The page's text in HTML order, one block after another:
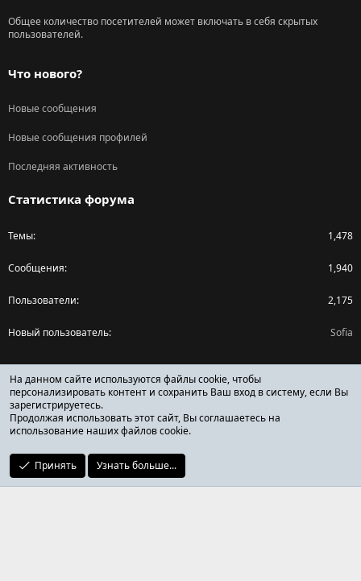
Общее количество посетителей может включать в себя скрытых
пользователей.
Что нового?
Новые сообщения
Новые сообщения профилей
Последняя активность
Статистика форума
Темы 1,478
Сообщения 1,940
Пользователи 2,175
Новый пользователь Sofia
Поделиться страницей
Facebook
X (Twitter)
Reddit
ОТЗЫВЫ ОНЛАЙН ФОРУМ
На данном сайте используются файлы cookie, чтобы
персонализировать контент и сохранить Ваш вход в систему, если Вы
зарегистрируетесь.
Продолжая использовать этот сайт, Вы соглашаетесь на
использование наших файлов cookie.
Принять Узнать больше...